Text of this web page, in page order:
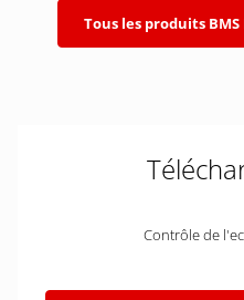
Tous les produits
Contrôle de